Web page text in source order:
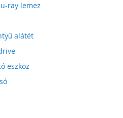
ray lemez
alátét
eszköz